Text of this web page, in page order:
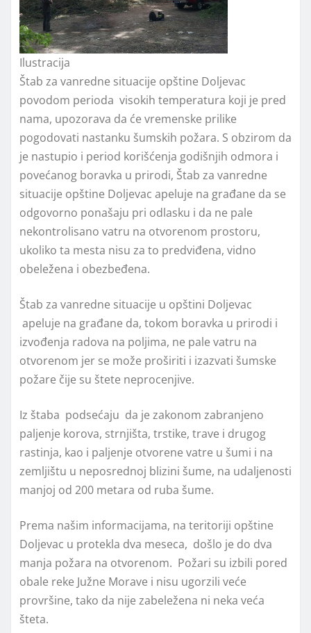
Ilustracija
Štab za vanredne situacije opštine Doljevac
povodom perioda visokih temperatura koji je pred
nama, upozorava da će vremenske prilike
pogodovati nastanku šumskih požara. S obzirom da
je nastupio i period korišćenja godišnjih odmora i
povećanog boravka u prirodi, Štab za vanredne
situacije opštine Doljevac apeluje na građane da se
odgovorno ponašaju pri odlasku i da ne pale
nekontrolisano vatru na otvorenom prostoru,
ukoliko ta mesta nisu za to predviđena, vidno
obeležena i obezbeđena.
Štab za vanredne situacije u opštini Doljevac
apeluje na građane da, tokom boravka u prirodi i
izvođenja radova na poljima, ne pale vatru na
otvorenom jer se može proširiti i izazvati šumske
požare čije su štete neprocenjive.
Iz štaba podsećaju da je zakonom zabranjeno
paljenje korova, strnjišta, trstike, trave i drugog
rastinja, kao i paljenje otvorene vatre u šumi i na
zemljištu u neposrednoj blizini šume, na udaljenosti
manjoj od 200 metara od ruba šume.
Prema našim informacijama, na teritoriji opštine
Doljevac u protekla dva meseca, došlo je do dva
manja požara na otvorenom. Požari su izbili pored
obale reke Južne Morave i nisu ugorzili veće
provršine, tako da nije zabeležena ni neka veća
šteta.